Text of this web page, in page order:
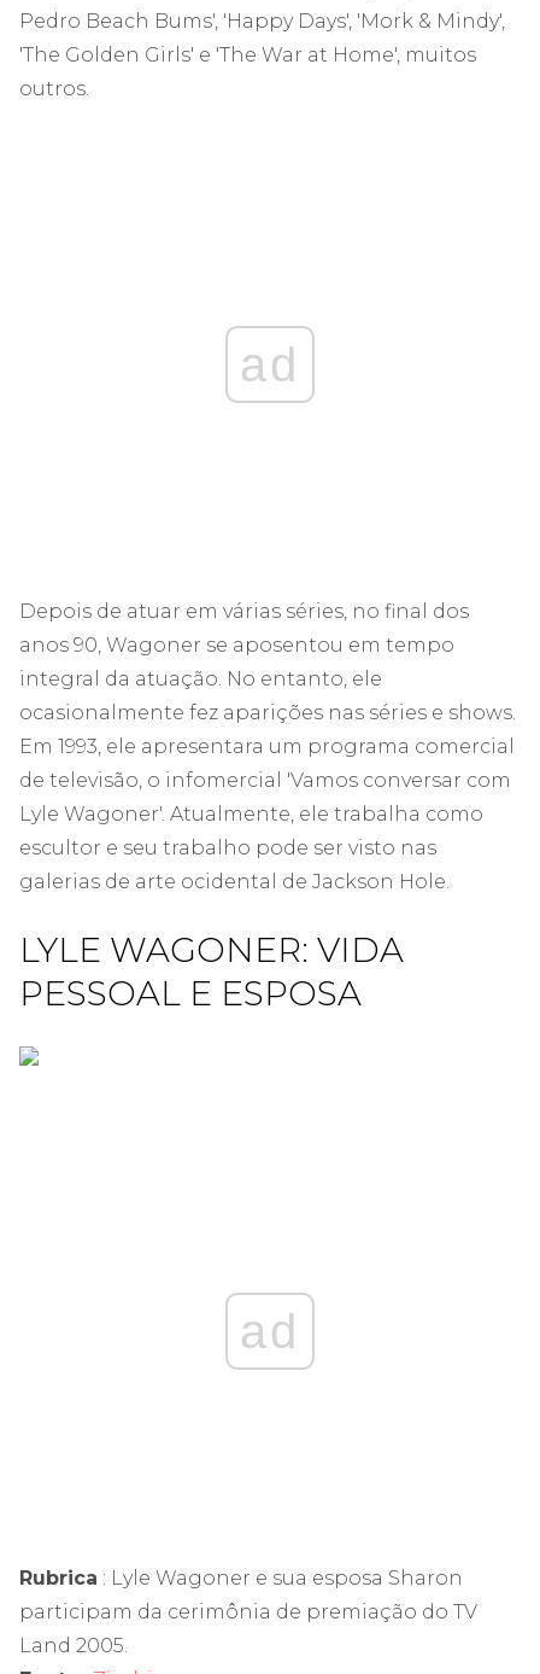
Pedro Beach Bums', 'Happy Days', 'Mork & Mindy',
'The Golden Girls' e 'The War at Home', muitos
outros.
ad
Depois de atuar em várias séries, no final dos
anos 90, Wagoner se aposentou em tempo
integral da atuação. No entanto, ele
ocasionalmente fez aparições nas séries e shows.
Em 1993, ele apresentara um programa comercial
de televisão, o infomercial 'Vamos conversar com
Lyle Wagoner'. Atualmente, ele trabalha como
escultor e seu trabalho pode ser visto nas
galerias de arte ocidental de Jackson Hole.
LYLE WAGONER: VIDA
PESSOAL E ESPOSA
ad
Rubrica : Lyle Wagoner e sua esposa Sharon
participam da cerimônia de premiação do TV
Land 2005.